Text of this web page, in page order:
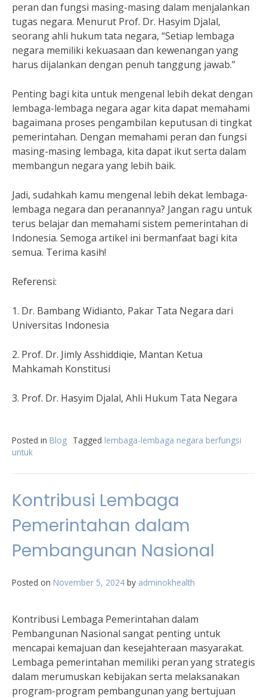
peran dan fungsi masing-masing dalam menjalankan
tugas negara. Menurut Prof. Dr. Hasyim Djalal,
seorang ahli hukum tata negara, “Setiap lembaga
negara memiliki kekuasaan dan kewenangan yang
harus dijalankan dengan penuh tanggung jawab.”
Penting bagi kita untuk mengenal lebih dekat dengan
lembaga-lembaga negara agar kita dapat memahami
bagaimana proses pengambilan keputusan di tingkat
pemerintahan. Dengan memahami peran dan fungsi
masing-masing lembaga, kita dapat ikut serta dalam
membangun negara yang lebih baik.
Jadi, sudahkah kamu mengenal lebih dekat lembaga-
lembaga negara dan peranannya? Jangan ragu untuk
terus belajar dan memahami sistem pemerintahan di
Indonesia. Semoga artikel ini bermanfaat bagi kita
semua. Terima kasih!
Referensi:
1. Dr. Bambang Widianto, Pakar Tata Negara dari
Universitas Indonesia
2. Prof. Dr. Jimly Asshiddiqie, Mantan Ketua
Mahkamah Konstitusi
3. Prof. Dr. Hasyim Djalal, Ahli Hukum Tata Negara
Posted in Blog Tagged lembaga-lembaga negara berfungsi
untuk
Kontribusi Lembaga
Pemerintahan dalam
Pembangunan Nasional
Posted on November 5, 2024 by adminokhealth
Kontribusi Lembaga Pemerintahan dalam
Pembangunan Nasional sangat penting untuk
mencapai kemajuan dan kesejahteraan masyarakat.
Lembaga pemerintahan memiliki peran yang strategis
dalam merumuskan kebijakan serta melaksanakan
program-program pembangunan yang bertujuan